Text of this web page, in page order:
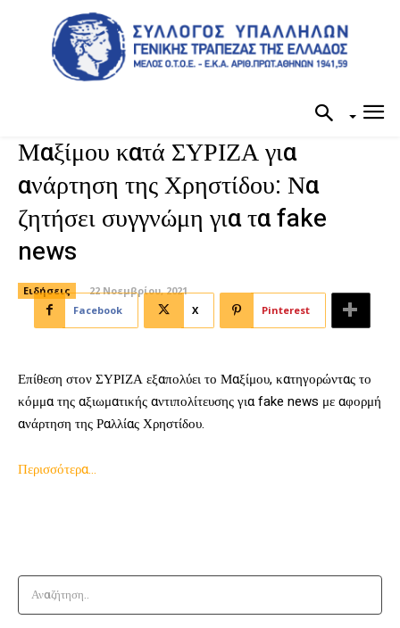
Μαξίμου κατά ΣΥΡΙΖΑ για
ανάρτηση της Χρηστίδου: Να
ζητήσει συγγνώμη για τα fake
news
Ειδήσεις
22 Νοεμβρίου, 2021
Facebook
X Pinterest
Επίθεση στον ΣΥΡΙΖΑ εξαπολύει το Μαξίμου, κατηγορώντας το
κόμμα της αξιωματικής αντιπολίτευσης για fake news με αφορμή
ανάρτηση της Ραλλίας Χρηστίδου.
Περισσότερα…
Αναζήτηση..